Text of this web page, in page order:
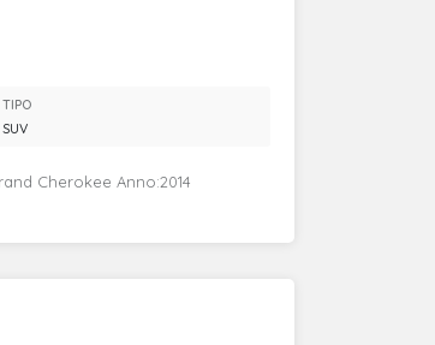
Cherokee Anno:2014
TIPO
SUV